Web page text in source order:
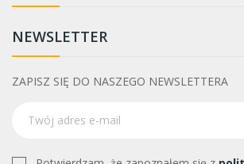
NEWSLETTER
ZAPISZ SIĘ DO NASZEGO NEWSLETTERA